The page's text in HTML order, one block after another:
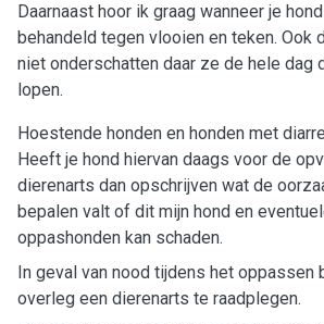
Daarnaast hoor ik graag wanneer je
behandeld tegen vlooien en teken. Ook
niet onderschatten daar ze de hele dag
lopen.
Hoestende honden en honden met
Heeft je hond hiervan daags voor de
dierenarts dan opschrijven wat de
bepalen valt of dit mijn hond en
oppashonden kan schaden.
In geval van nood tijdens het oppassen
overleg een dierenarts te raadplegen.